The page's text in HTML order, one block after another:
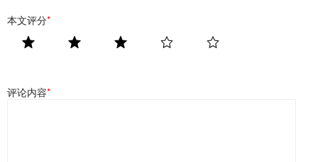
本文评分*
评论内容*